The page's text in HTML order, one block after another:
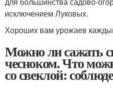
исключением Луковых.
Хороших вам урожаев
Можно ли сажать
чесноком. Что
со свеклой: